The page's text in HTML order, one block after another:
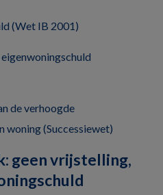
(Wet IB 2001)
de verhoogde
woning (Successiewet)
geen vrijstelling,